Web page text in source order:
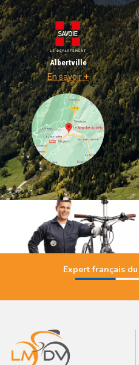
Albertville
En savoir +
Expert français